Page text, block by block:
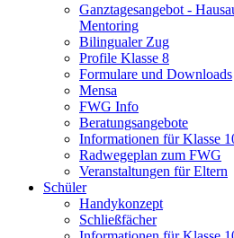
Ganztagesangebot -
Mentoring
Bilingualer Zug
Profile Klasse 8
Formulare und Downloads
Mensa
FWG Info
Beratungsangebote
Informationen für Klasse
Radwegeplan zum FWG
Veranstaltungen für Eltern
Schüler
Handykonzept
Schließfächer